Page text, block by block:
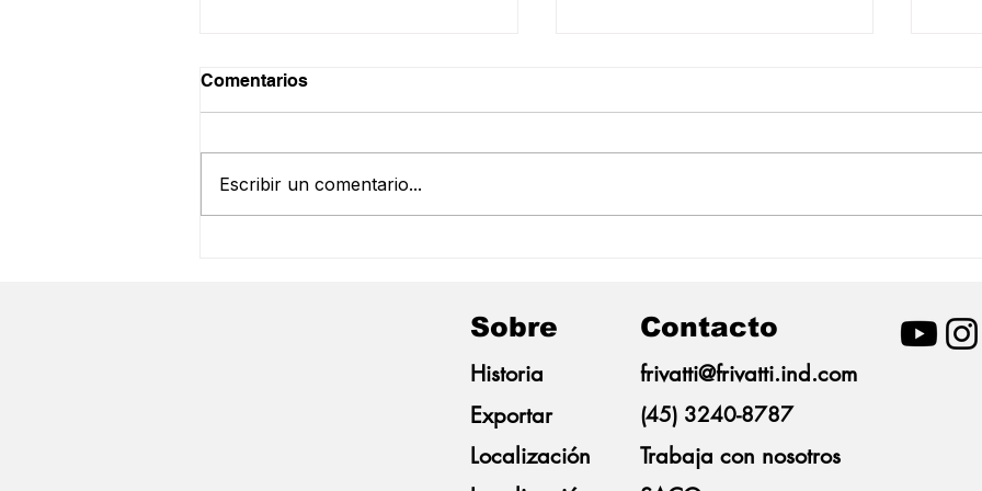
contra el abuso infantil
Comentarios
Escribir un comentario...
Sobre
Historia
Exportar
Localización
Contacto
frivatti@frivatti.ind.com
(45) 3240-8787
Trabaja con nosotros